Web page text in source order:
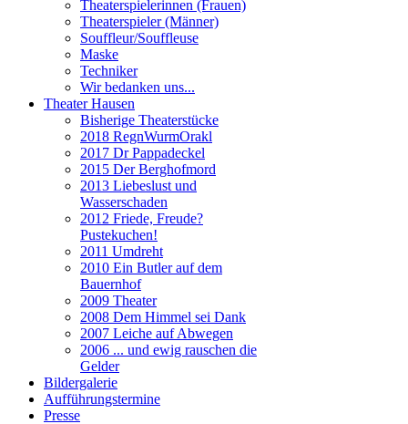
Theaterspielerinnen (Frauen)
Theaterspieler (Männer)
Souffleur/Souffleuse
Maske
Techniker
Wir bedanken uns...
Theater Hausen
Bisherige Theaterstücke
2018 RegnWurmOrakl
2017 Dr Pappadeckel
2015 Der Berghofmord
2013 Liebeslust und
Wasserschaden
2012 Friede, Freude?
Pustekuchen!
2011 Umdreht
2010 Ein Butler auf dem
Bauernhof
2009 Theater
2008 Dem Himmel sei Dank
2007 Leiche auf Abwegen
2006 ... und ewig rauschen die
Gelder
Bildergalerie
Aufführungstermine
Presse